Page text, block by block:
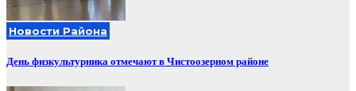
Новости Района
День физкультурника отмечают в Чистоозерном районе